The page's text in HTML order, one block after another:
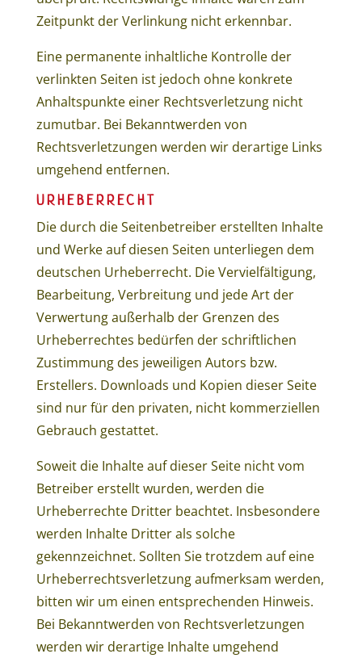
Zeitpunkt der Verlinkung nicht erkennbar.
Eine permanente inhaltliche Kontrolle der
verlinkten Seiten ist jedoch ohne konkrete
Anhaltspunkte einer Rechtsverletzung nicht
zumutbar. Bei Bekanntwerden von
Rechtsverletzungen werden wir derartige Links
umgehend entfernen.
URHEBERRECHT
Die durch die Seitenbetreiber erstellten Inhalte
und Werke auf diesen Seiten unterliegen dem
deutschen Urheberrecht. Die Vervielfältigung,
Bearbeitung, Verbreitung und jede Art der
Verwertung außerhalb der Grenzen des
Urheberrechtes bedürfen der schriftlichen
Zustimmung des jeweiligen Autors bzw.
Erstellers. Downloads und Kopien dieser Seite
sind nur für den privaten, nicht kommerziellen
Gebrauch gestattet.
Soweit die Inhalte auf dieser Seite nicht vom
Betreiber erstellt wurden, werden die
Urheberrechte Dritter beachtet. Insbesondere
werden Inhalte Dritter als solche
gekennzeichnet. Sollten Sie trotzdem auf eine
Urheberrechtsverletzung aufmerksam werden,
bitten wir um einen entsprechenden Hinweis.
Bei Bekanntwerden von Rechtsverletzungen
werden wir derartige Inhalte umgehend